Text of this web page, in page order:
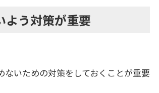
よう対策が重要
ないための対策をしておくことが重要